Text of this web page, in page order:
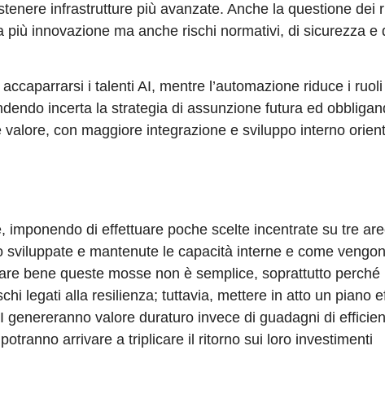
infrastrutture più avanzate. Anche la questione dei
innovazione ma anche rischi normativi, di sicurezza e
i talenti AI, mentre l’automazione riduce i ruoli
incerta la strategia di assunzione futura ed
con maggiore integrazione e sviluppo interno
di effettuare poche scelte incentrate su tre
e mantenute le capacità interne e come
bene queste mosse non è semplice, soprattutto perché
legati alla resilienza; tuttavia, mettere in atto un piano
valore duraturo invece di guadagni di
arrivare a triplicare il ritorno sui loro investimenti